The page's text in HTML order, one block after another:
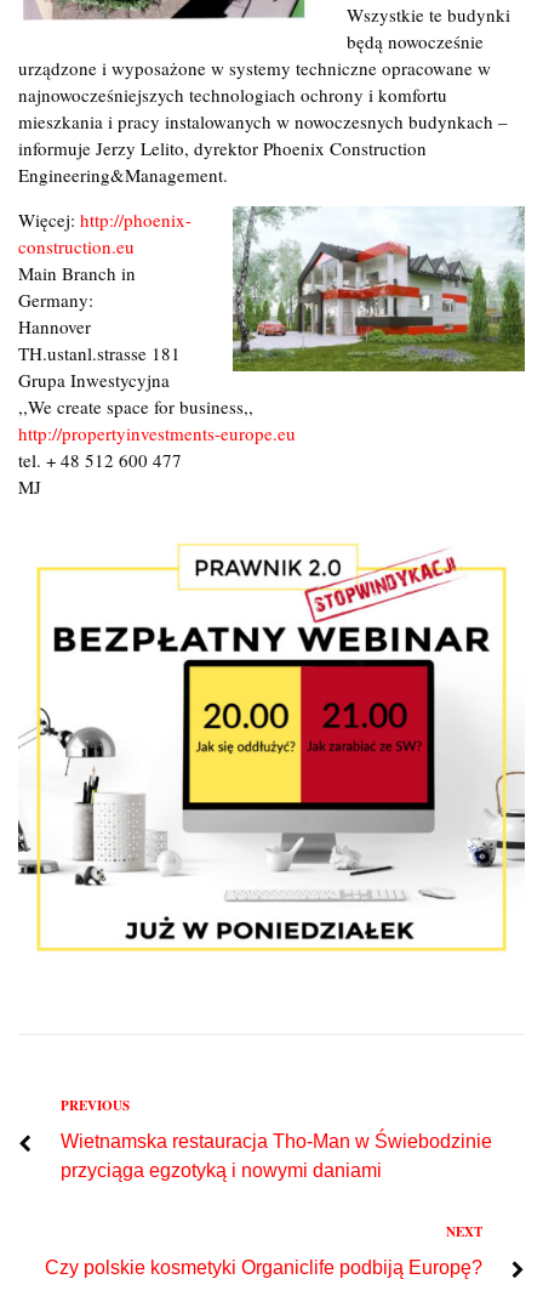
Wszystkie te budynki
będą nowocześnie
urządzone i wyposażone w systemy techniczne opracowane w
najnowocześniejszych technologiach ochrony i komfortu
mieszkania i pracy instalowanych w nowoczesnych budynkach –
informuje Jerzy Lelito, dyrektor Phoenix Construction
Engineering&Management.
Więcej: http://phoenix-
construction.eu
Main Branch in
Germany:
Hannover
TH.ustanl.strasse 181
Grupa Inwestycyjna
,,We create space for business,,
http://propertyinvestments-europe.eu
tel. + 48 512 600 477
MJ
Nawigacja
wpisu
Previous
PREVIOUS
Wietnamska restauracja Tho-Man w Świebodzinie
przyciąga egzotyką i nowymi daniami
NEXT
Czy polskie kosmetyki Organiclife podbiją Europę?